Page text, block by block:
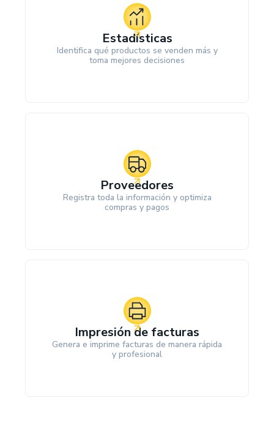
Estadísticas
Identifica qué productos se venden más y
toma mejores decisiones
Proveedores
Registra toda la información y optimiza
compras y pagos
Impresión de facturas
Genera e imprime facturas de manera rápida
y profesional